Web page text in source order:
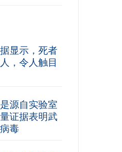
显示，死者
，令人触目
源自实验室
证据表明武
毒